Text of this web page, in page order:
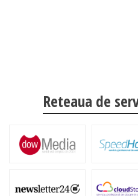
Reteaua de